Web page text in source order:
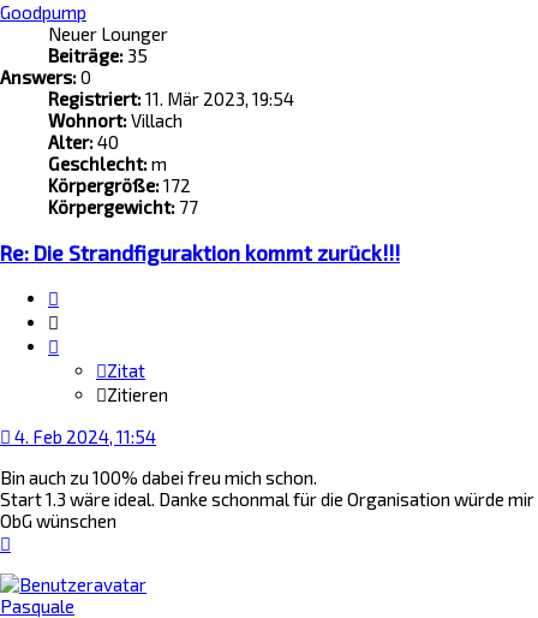
Goodpump
Neuer Lounger
Beiträge: 35
Answers:0
Registriert:11. Mär 2023, 19:54
Wohnort:Villach
Alter:40
Geschlecht:m
Körpergröße:172
Körpergewicht: 77
Re: Die Strandfiguraktion kommt zurück!!!
Zitat
Zitieren
4. Feb 2024, 11:54
Bin auch zu 100% dabei freu mich schon.
Start 1.3 wäre ideal. Danke schonmal für die Organisation würde mir
ObG wünschen
Pasquale